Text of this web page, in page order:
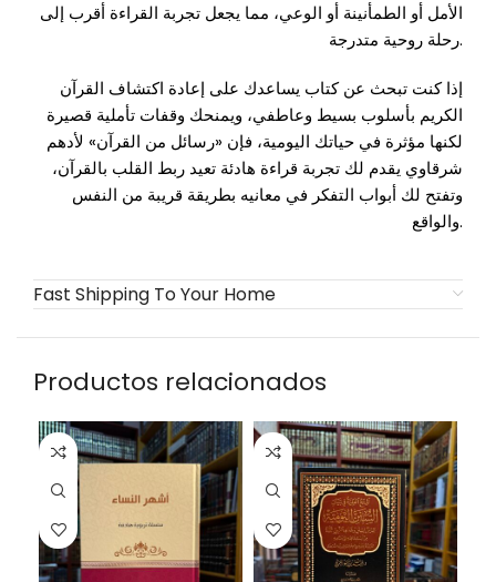
الأمل أو الطمأنينة أو الوعي، مما يجعل تجربة القراءة أقرب إلى
رحلة روحية متدرجة.
إذا كنت تبحث عن كتاب يساعدك على إعادة اكتشاف القرآن
الكريم بأسلوب بسيط وعاطفي، ويمنحك وقفات تأملية قصيرة
لكنها مؤثرة في حياتك اليومية، فإن «رسائل من القرآن» لأدهم
شرقاوي يقدم لك تجربة قراءة هادئة تعيد ربط القلب بالقرآن،
وتفتح لك أبواب التفكر في معانيه بطريقة قريبة من النفس
والواقع.
Fast Shipping To Your Home
Productos relacionados